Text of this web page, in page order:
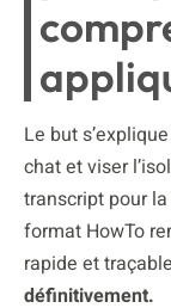
Le but
chat et viser
transcript pour
format HowTo
rapide et
définitivement.